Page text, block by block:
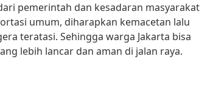
pemerintah dan kesadaran masyarakat
umum, diharapkan kemacetan lalu
teratasi. Sehingga warga Jakarta bisa
lebih lancar dan aman di jalan raya.